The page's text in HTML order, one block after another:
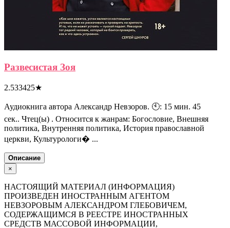
Развесистая Зоя
2.533425★
Аудиокнига автора Александр Невзоров. 🕙: 15 мин. 45
сек.. Чтец(ы) . Относится к жанрам: Богословие, Внешняя
политика, Внутренняя политика, История православной
церкви, Культурологи� ...
Описание
×
НАСТОЯЩИЙ МАТЕРИАЛ (ИНФОРМАЦИЯ)
ПРОИЗВЕДЕН ИНОСТРАННЫМ АГЕНТОМ
НЕВЗОРОВЫМ АЛЕКСАНДРОМ ГЛЕБОВИЧЕМ,
СОДЕРЖАЩИМСЯ В РЕЕСТРЕ ИНОСТРАННЫХ
СРЕДСТВ МАССОВОЙ ИНФОРМАЦИИ,